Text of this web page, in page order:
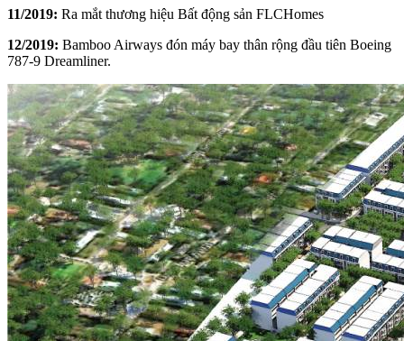
11/2019: Ra mắt thương hiệu Bất động sản FLCHomes
12/2019: Bamboo Airways đón máy bay thân rộng đầu tiên Boeing
787-9 Dreamliner.